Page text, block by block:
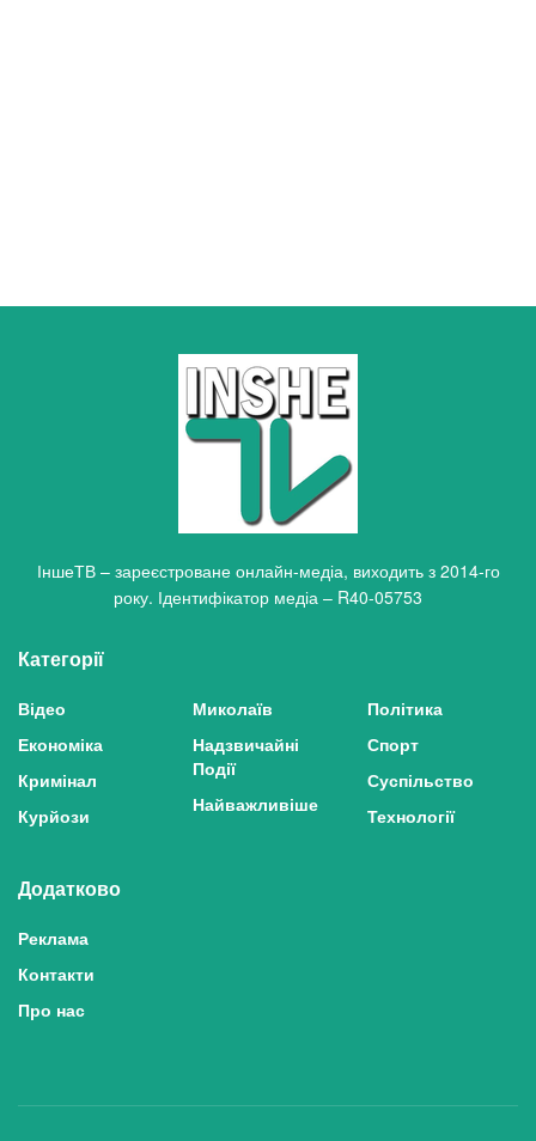
ІншеТВ – зареєстроване онлайн-медіа, виходить з 2014-го
року. Ідентифікатор медіа – R40-05753
Категорії
Відео
Економіка
Кримінал
Курйози
Миколаїв
Надзвичайні
Події
Найважливіше
Політика
Спорт
Суспільство
Технології
Додатково
Реклама
Контакти
Про нас